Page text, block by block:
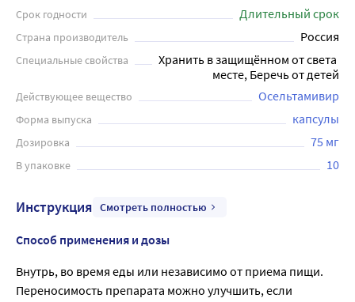
Срок годности Длительный срок
Страна производитель Россия
Специальные свойства
Хранить в защищённом от света
месте, Беречь от детей
Действующее вещество Осельтамивир
Форма выпуска капсулы
Дозировка 75 мг
В упаковке 10
Инструкция Смотреть полностью
Способ применения и дозы
Внутрь, во время еды или независимо от приема пищи.
Переносимость препарата можно улучшить, если